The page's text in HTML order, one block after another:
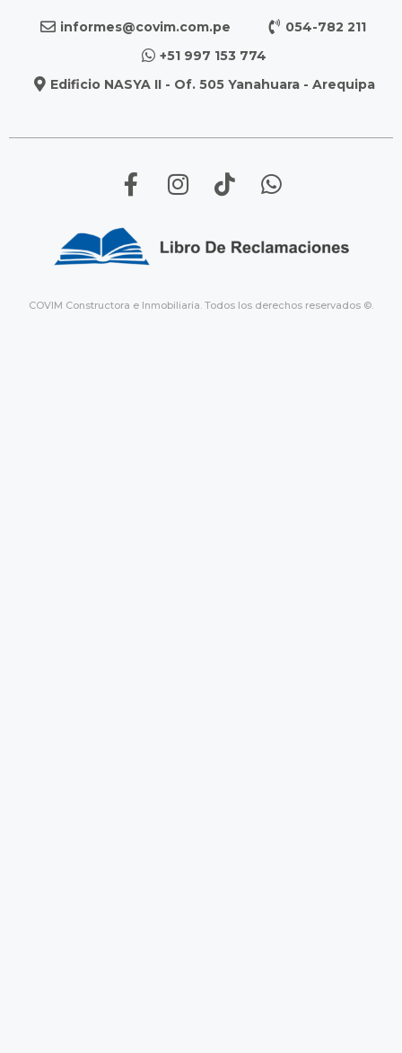
informes@covim.com.pe
054-782 211
+51 997 153 774
Edificio NASYA II - Of. 505 Yanahuara - Arequipa
COVIM Constructora e Inmobiliaria. Todos los derechos reservados ©.